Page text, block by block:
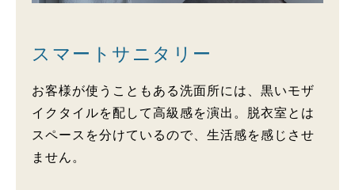
スマートサニタリー
お客様が使うこともある洗面所には、黒いモザ
イクタイルを配して高級感を演出。脱衣室とは
スペースを分けているので、生活感を感じさせ
ません。